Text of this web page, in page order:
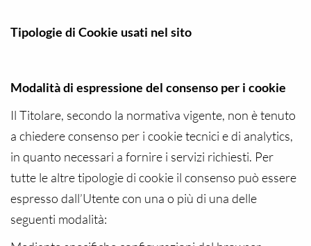
Tipologie di Cookie usati nel sito
Modalità di espressione del consenso per i cookie
Il Titolare, secondo la normativa vigente, non è tenuto
a chiedere consenso per i cookie tecnici e di analytics,
in quanto necessari a fornire i servizi richiesti. Per
tutte le altre tipologie di cookie il consenso può essere
espresso dall’Utente con una o più di una delle
seguenti modalità: